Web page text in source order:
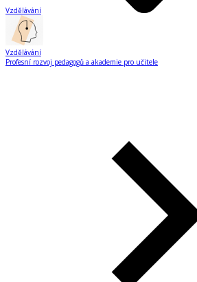
Vzdělávání
Vzdělávání
Profesní rozvoj pedagogů a akademie pro učitele